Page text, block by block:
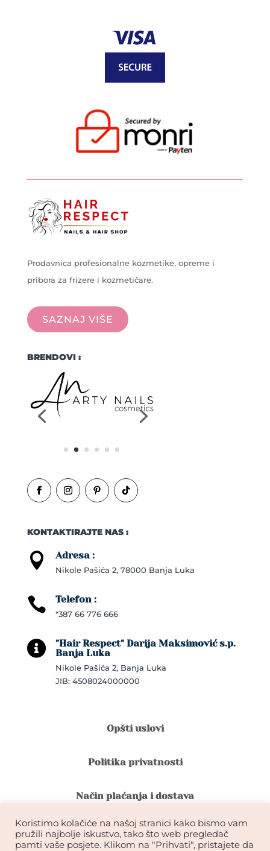
Prodavnica profesionalne kozmetike, opreme i
pribora za frizere i kozmetičare.
SAZNAJ VIŠE
BRENDOVI :
KONTAKTIRAJTE NAS :
 Adresa :
Nikole Pašića 2, 78000 Banja Luka
 Telefon :
*387 66 776 666

"Hair Respect" Darija Maksimović s.p.
Banja Luka
Nikole Pašića 2, Banja Luka
JIB: 4508024000000
Opšti uslovi
Politika privatnosti
Način plaćanja i dostava
Reklamacije i povrat robe
Koristimo kolačiće na našoj stranici kako bismo vam
pružili najbolje iskustvo, tako što web pregledač
pamti vaše posjete. Klikom na "Prihvati", pristajete da